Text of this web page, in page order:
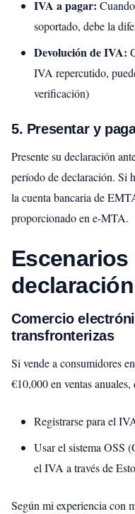
IVA a pagar:
soportado, debe la
Devolución de IVA:
IVA repercutido,
verificación)
5. Presentar y
Presente su declaración
período de declaración. Si
la cuenta bancaria de
proporcionado en e-MTA.
Comercio
transfronterizas
Si vende a consumidores
€10,000 en ventas anuales,
Registrarse para el
Usar el sistema OSS
el IVA a través de
Según mi experiencia con